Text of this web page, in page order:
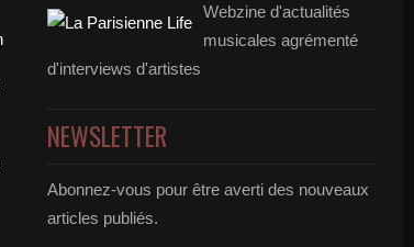
Webzine d'actualités
musicales agrémenté
d'interviews d'artistes
NEWSLETTER
Abonnez-vous pour être averti des nouveaux
articles publiés.